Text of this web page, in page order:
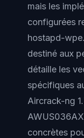
mais les
configurées
hostapd-
destiné aux
détaille les
spécifiques
Aircrack-ng
concrètes